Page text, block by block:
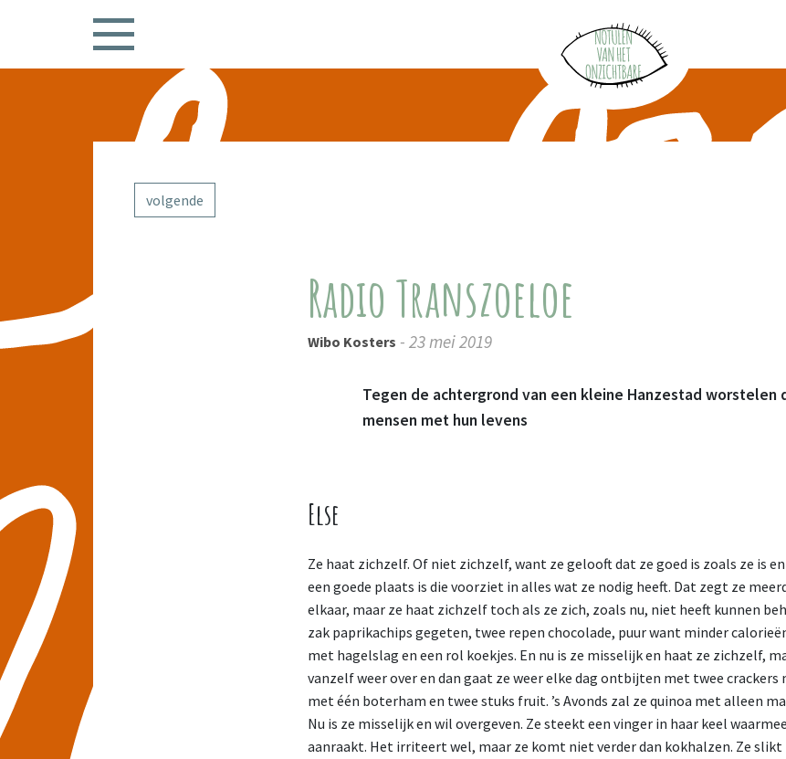
volgende
Radio Transzoeloe
Wibo Kosters - 23 mei 2019
Tegen de achtergrond van een kleine Hanzestad worstelen
mensen met hun levens
Else
Ze haat zichzelf. Of niet zichzelf, want ze gelooft dat ze goed is zoals ze is
een goede plaats is die voorziet in alles wat ze nodig heeft. Dat zegt ze
elkaar, maar ze haat zichzelf toch als ze zich, zoals nu, niet heeft kunnen
zak paprikachips gegeten, twee repen chocolade, puur want minder
met hagelslag en een rol koekjes. En nu is ze misselijk en haat ze zichzelf,
vanzelf weer over en dan gaat ze weer elke dag ontbijten met twee crackers
met één boterham en twee stuks fruit. ’s Avonds zal ze quinoa met alleen
Nu is ze misselijk en wil overgeven. Ze steekt een vinger in haar keel
aanraakt. Het irriteert wel, maar ze komt niet verder dan kokhalzen. Ze slikt